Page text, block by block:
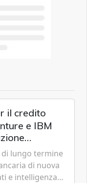
il credito
e IBM
lungo termine
di nuova
e intelligenza